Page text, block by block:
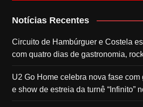
Notícias Recentes
Circuito de Hambúrguer e Costela
com quatro dias de gastronomia,
U2 Go Home celebra nova fase
e show de estreia da turnê “Infinito”